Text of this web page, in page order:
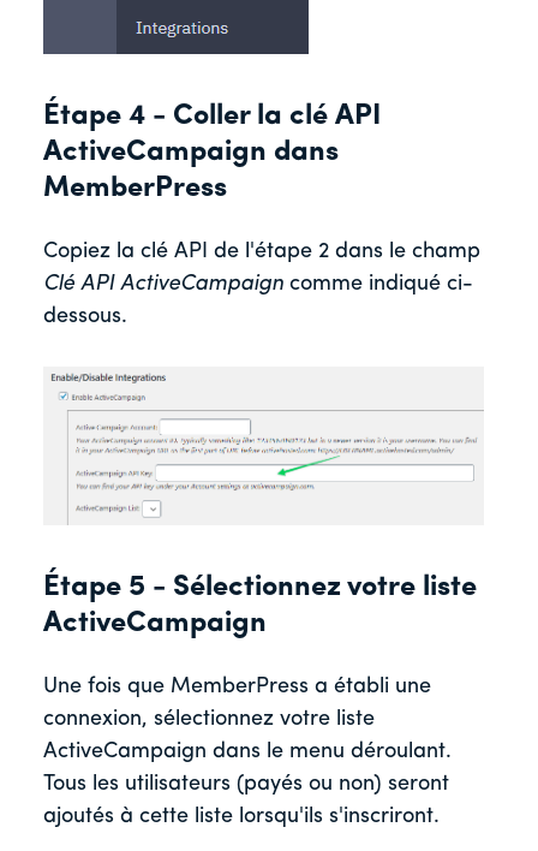
Étape 4 - Coller la clé API
ActiveCampaign dans
MemberPress
Copiez la clé API de l'étape 2 dans le champ
Clé API ActiveCampaign comme indiqué ci-
dessous.
Étape 5 - Sélectionnez votre liste
ActiveCampaign
Une fois que MemberPress a établi une
connexion, sélectionnez votre liste
ActiveCampaign dans le menu déroulant.
Tous les utilisateurs (payés ou non) seront
ajoutés à cette liste lorsqu'ils s'inscriront.